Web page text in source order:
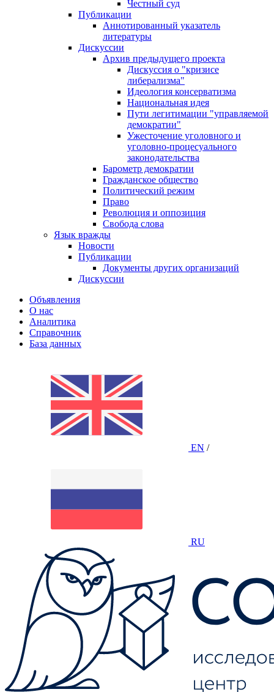
Честный суд
Публикации
Аннотированный указатель
литературы
Дискуссии
Архив предыдущего проекта
Дискуссия о "кризисе
либерализма"
Идеология консерватизма
Национальная идея
Пути легитимации "управляемой
демократии"
Ужесточение уголовного и
уголовно-процесуального
законодательства
Барометр демократии
Гражданское общество
Политический режим
Право
Революция и оппозиция
Свобода слова
Язык вражды
Новости
Публикации
Документы других организаций
Дискуссии
Объявления
О нас
Аналитика
Справочник
База данных
EN /
RU